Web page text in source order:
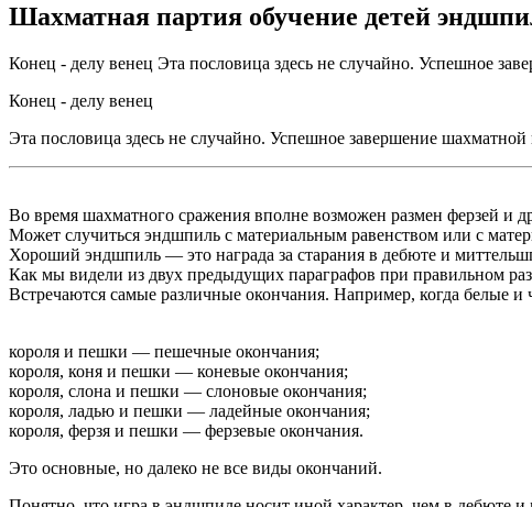
Шахматная партия обучение детей
Конец - делу венец Эта пословица здесь не случайно. Успешное
Конец - делу венец
Эта пословица здесь не случайно. Успешное завершение
Во время шахматного сражения вполне возможен размен ферзей
Может случиться эндшпиль с материальным равенством или с
Хороший эндшпиль — это награда за старания в дебюте и
Как мы видели из двух предыдущих параграфов при правильном
Встречаются самые различные окончания. Например, когда белые
короля и пешки — пешечные окончания;
короля, коня и пешки — коневые окончания;
короля, слона и пешки — слоновые окончания;
короля, ладью и пешки — ладейные окончания;
короля, ферзя и пешки — ферзевые окончания.
Это основные, но далеко не все виды окончаний.